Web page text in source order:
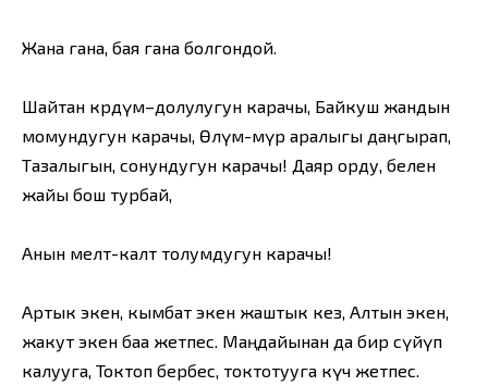
Жана гана, бая гана болгондой.
Шайтан көрдүм–долулугун карачы, Байкуш жандын
момундугун карачы, Өлүм-өмүр аралыгы даңгырап,
Тазалыгын, сонундугун карачы! Даяр орду, белен
жайы бош турбай,
Анын мелт-калт толумдугун карачы!
Артык экен, кымбат экен жаштык кез, Алтын экен,
жакут экен баа жетпес. Маңдайынан да бир сүйүп
калууга, Токтоп бербес, токтотууга күч жетпес.